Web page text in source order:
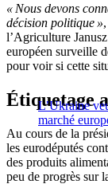
« Nous devons
décision politique »
l’Agriculture
européen surveille
pour voir si cette
L’Ukraine
marché
Étiquetage
Au cours de la
les eurodéputés
des produits
peu de progrès sur